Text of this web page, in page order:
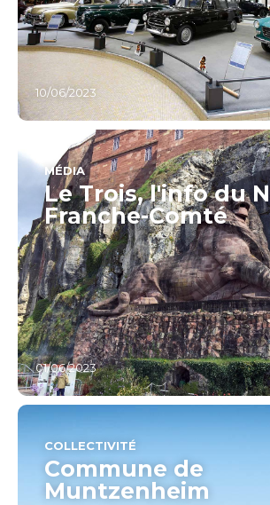
10/06/2023
MÉDIA
Le Trois, l'info du
Franche-Comté
01/06/2023
COLLECTIVITÉ
Commune de
Muntzenheim